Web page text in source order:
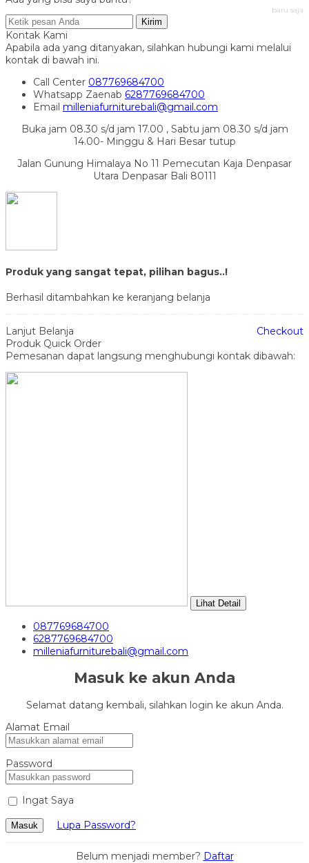
baru saja
Kirim
Kontak Kami
Apabila ada yang ditanyakan, silahkan hubungi kami melalui
kontak di bawah ini.
Call Center 087769684700
Whatsapp Zaenab 6287769684700
Email milleniafurniturebali@gmail.com
Buka jam 08.30 s/d jam 17.00 , Sabtu jam 08.30 s/d jam
14.00- Minggu & Hari Besar tutup
Jalan Gunung Himalaya No 11 Pemecutan Kaja Denpasar
Utara Denpasar Bali 80111
Produk yang sangat tepat, pilihan bagus..!
Berhasil ditambahkan ke keranjang belanja
Lanjut Belanja
Checkout
Produk Quick Order
Pemesanan dapat langsung menghubungi kontak dibawah:
Lihat Detail
087769684700
6287769684700
milleniafurniturebali@gmail.com
Masuk ke akun Anda
Selamat datang kembali, silahkan login ke akun Anda.
Alamat Email
Password
Ingat Saya
Masuk Lupa Password?
Belum menjadi member? Daftar